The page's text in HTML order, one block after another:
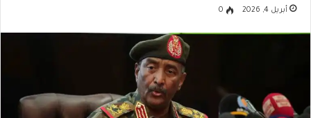
أبريل 4, 2026 0